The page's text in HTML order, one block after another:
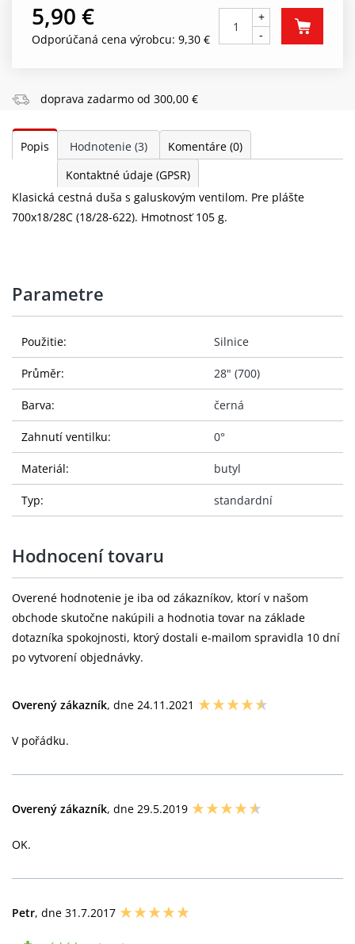
5,90 €
Odporúčaná cena výrobcu: 9,30 €
+
-
doprava zadarmo od 300,00 €
Popis Hodnotenie (3) Komentáre (0)
Kontaktné údaje (GPSR)
Klasická cestná duša s galuskovým ventilom. Pre plášte
700x18/28C (18/28-622). Hmotnosť 105 g.
Parametre
Použitie: Silnice
Průměr: 28" (700)
Barva: černá
Zahnutí ventilku: 0°
Materiál: butyl
Typ: standardní
Hodnocení tovaru
Overené hodnotenie je iba od zákazníkov, ktorí v našom
obchode skutočne nakúpili a hodnotia tovar na základe
dotazníka spokojnosti, ktorý dostali e-mailom spravidla 10 dní
po vytvorení objednávky.
Overený zákazník, dne 24.11.2021
V pořádku.
Overený zákazník, dne 29.5.2019
OK.
Petr, dne 31.7.2017